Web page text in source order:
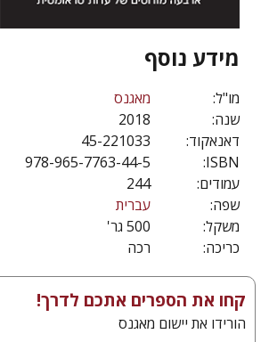
מידע נוסף
מו"ל:
מאגנס
שנה:
2018
דאנאקוד:
45-221033
ISBN:
978-965-7763-44-5
עמודים:
244
שפה:
עברית
משקל:
500 גר'
כריכה:
רכה
קחו את הספרים אתכם לדרך!
הורידו את יישום מאגנס